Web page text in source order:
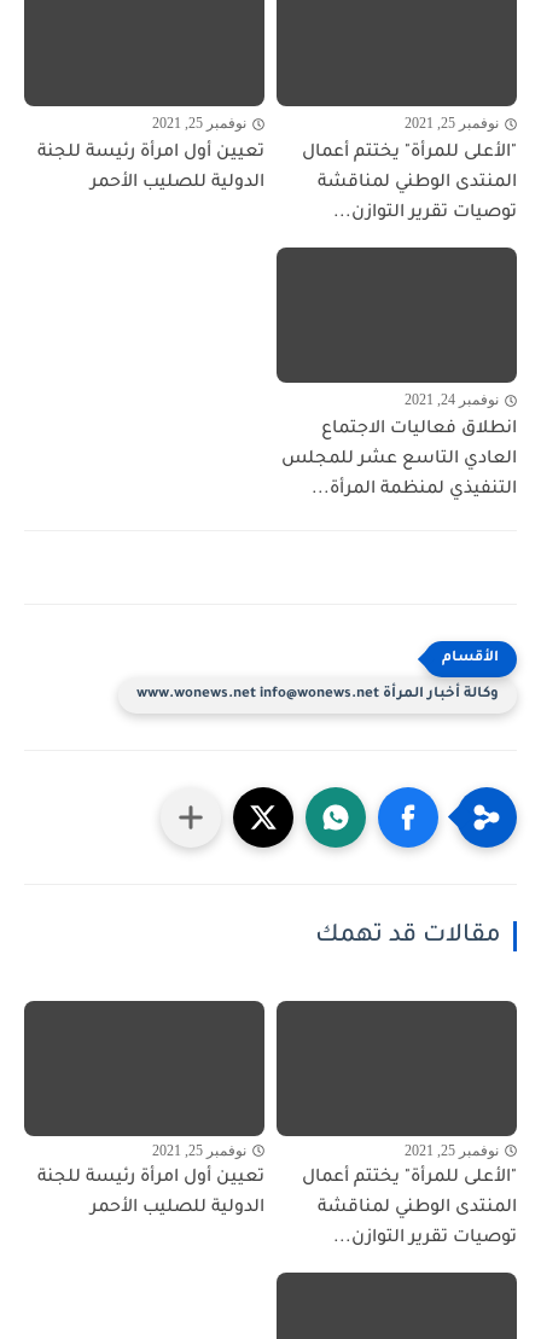
نوفمبر 25, 2021
"الأعلى للمرأة" يختتم أعمال
المنتدى الوطني لمناقشة
توصيات تقرير التوازن...
نوفمبر 25, 2021
تعيين أول امرأة رئيسة للجنة
الدولية للصليب الأحمر
نوفمبر 24, 2021
انطلاق فعاليات الاجتماع
العادي التاسع عشر للمجلس
التنفيذي لمنظمة المرأة...
وكالة أخبار المرأة www.wonews.net info@wonews.net
مقالات قد تهمك
نوفمبر 25, 2021
"الأعلى للمرأة" يختتم أعمال
المنتدى الوطني لمناقشة
توصيات تقرير التوازن...
نوفمبر 25, 2021
تعيين أول امرأة رئيسة للجنة
الدولية للصليب الأحمر